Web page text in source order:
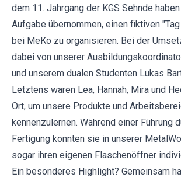
dem 11. Jahrgang der KGS Sehnde
Aufgabe übernommen, einen fiktiven
bei MeKo zu organisieren. Bei der
dabei von unserer
und unserem dualen Studenten Lukas
Letztens waren Lea, Hannah, Mira und
Ort, um unsere Produkte und
kennenzulernen. Während einer Führung
Fertigung konnten sie in unserer
sogar ihren eigenen Flaschenöffner
Ein besonderes Highlight? Gemeinsam